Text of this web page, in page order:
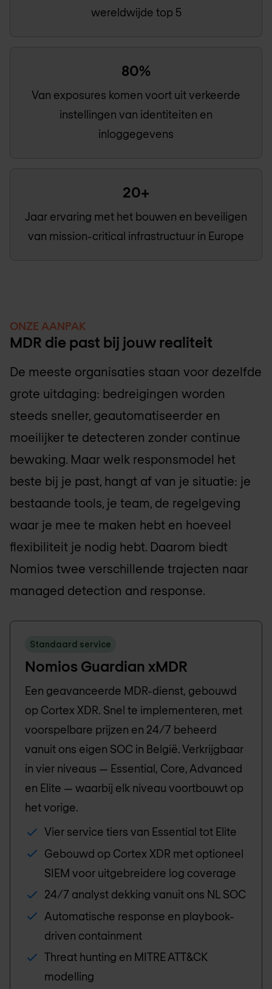
wereldwijde top 5
80%
Van exposures komen voort uit verkeerde
instellingen van identiteiten en
inloggegevens
20+
Jaar ervaring met het bouwen en beveiligen
van mission-critical infrastructuur in Europe
ONZE AANPAK
MDR die past bij jouw realiteit
De meeste organisaties staan voor dezelfde
grote uitdaging: bedreigingen worden
steeds sneller, geautomatiseerder en
moeilijker te detecteren zonder continue
bewaking. Maar welk responsmodel het
beste bij je past, hangt af van je situatie: je
bestaande tools, je team, de regelgeving
waar je mee te maken hebt en hoeveel
flexibiliteit je nodig hebt. Daarom biedt
Nomios twee verschillende trajecten naar
managed detection and response.
Standaard service
Nomios Guardian xMDR
Een geavanceerde MDR-dienst, gebouwd
op Cortex XDR. Snel te implementeren, met
voorspelbare prijzen en 24/7 beheerd
vanuit ons eigen SOC in België. Verkrijgbaar
in vier niveaus — Essential, Core, Advanced
en Elite — waarbij elk niveau voortbouwt op
het vorige.
Vier service tiers van Essential tot Elite
Gebouwd op Cortex XDR met optioneel
SIEM voor uitgebreidere log coverage
24/7 analyst dekking vanuit ons NL SOC
Automatische response en playbook-
driven containment
Threat hunting en MITRE ATT&CK
modelling